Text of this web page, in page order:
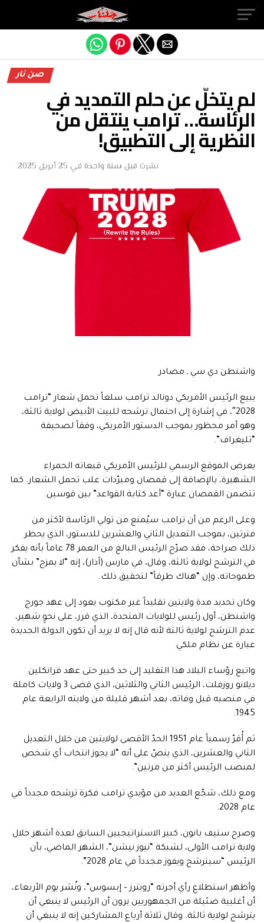
صن نار
لم يتخلّ عن حلم التمديد في
الرئاسة… ترامب ينتقل من
النظرية إلى التطبيق!
نشرت قبل سنة واحدة في 25 أبريل 2025
واشنطن دي سي ـ مصادر
يبيع الرئيس الأمريكي دونالد ترامب سلعاً تحمل شعار “ترامب
2028″، في إشارة إلى احتمال ترشحه للبيت الأبيض لولاية ثالثة،
وهو أمر محظور بموجب الدستور الأمريكي، وفقاً لصحيفة
“تليغراف”.
يعرض الموقع الرسمي للرئيس الأمريكي قبعاته الحمراء
الشهيرة، بالإضافة إلى قمصان ومبرّدات علب تحمل الشعار. كما
تتضمن القمصان عبارة “أعد كتابة القواعد” بين قوسين.
وعلى الرغم من أن ترامب سيُمنع من تولي الرئاسة لأكثر من
فترتين، بموجب التعديل الثاني والعشرين للدستور، الذي يحظر
ذلك صراحة، فقد صرّح الرئيس البالغ من العمر 78 عاماً بأنه يفكر
في الترشح لولاية ثالثة، وقال، في مارس (آذار)، إنه “لا يمزح” بشأن
طموحاته، وإن “هناك طرقاً” لتحقيق ذلك.
وكان تحديد مدة ولايتين تقليداً غير مكتوب يعود إلى عهد جورج
واشنطن، أول رئيس للولايات المتحدة، الذي قرر، على نحوٍ شهير،
عدم الترشح لولاية ثالثة لأنه قال إنه لا يريد أن تكون الدولة الجديدة
عبارة عن نظام ملكي
واتبع رؤساء البلاد هذا التقليد إلى حد كبير حتى عهد فرانكلين
ديلانو روزفلت، الرئيس الثاني والثلاثين، الذي قضى 3 ولايات كاملة
في منصبه قبل وفاته، بعد أشهر قليلة من ولايته الرابعة عام
1945.
ثم أُقرّ رسمياً عام 1951 الحدّ الأقصى لولايتين من خلال التعديل
الثاني والعشرين، الذي ينصّ على أنه “لا يجوز انتخاب أي شخص
لمنصب الرئيس أكثر من مرتين”.
ومع ذلك، شجّع العديد من مؤيدي ترامب فكرة ترشحه مجدداً في
عام 2028.
وصرح ستيف بانون، كبير الاستراتيجيين السابق لعدة أشهر خلال
ولاية ترامب الأولى، لشبكة “نيوز نيشن”، الشهر الماضي، بأن
الرئيس “سيترشح ويفوز مجدداً في عام 2028”.
وأظهر استطلاع رأي أجرته “رويترز – إبسوس”، ونُشر يوم الأربعاء،
أن أغلبية ضئيلة من الجمهوريين يرون أن الرئيس لا ينبغي أن
يترشح لولاية ثالثة. وقال ثلاثة أرباع المشاركين إنه لا ينبغي أن
Exit mobile version